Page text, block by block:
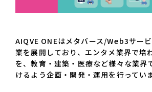
AIQVE ONEはメタバース/Web3サー
業を展開しており、エンタメ業界で培
を、教育・建築・医療など様々な業界
けるよう企画・開発・運用を行っていま